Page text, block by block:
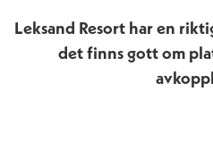
Leksand Resort har en
det finns gott om